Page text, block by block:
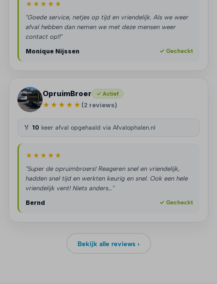
★★★★★
"Goede service, netjes op tijd en vriendelijk. Als we weer
afval hebben dan nemen we met deze mensen weer
contact op!!"
Monique Nijssen
✓ Gecheckt
OpruimBroer ✓ Actief
★★★★★ (2 reviews)
🏅 10 keer afval opgehaald via Afvalophalen.nl
★★★★★
"Super de opruimbroers! Reageren snel en vriendelijk,
hadden snel tijd en werkten keurig en snel. Ook een hele
vriendelijk vent! Niets anders…"
Bernd
✓ Gecheckt
Bekijk alle reviews ›